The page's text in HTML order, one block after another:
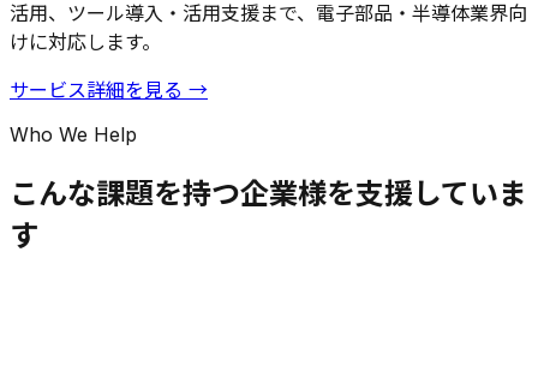
活用、ツール導入・活用支援まで、電子部品・半導体業界向
けに対応します。
サービス詳細を見る →
Who We Help
こんな課題を持つ企業様を支援していま
す